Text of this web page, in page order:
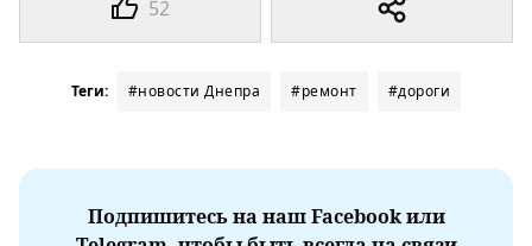
52
Теги: #новости Днепра #ремонт #дороги
Подпишитесь на наш Facebook или